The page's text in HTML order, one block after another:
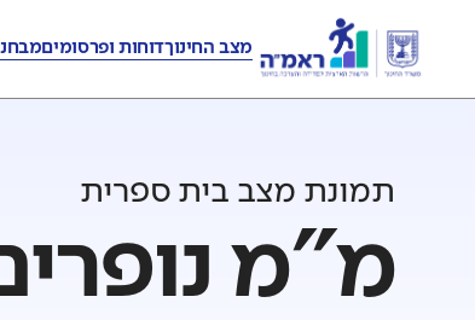
מצב החינוךדוחות ופרסומים
תמונת מצב בית ספרית
מ"מ